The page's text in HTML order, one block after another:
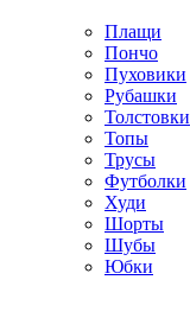
Плащи
Пончо
Пуховики
Рубашки
Толстовки
Топы
Трусы
Футболки
Худи
Шорты
Шубы
Юбки